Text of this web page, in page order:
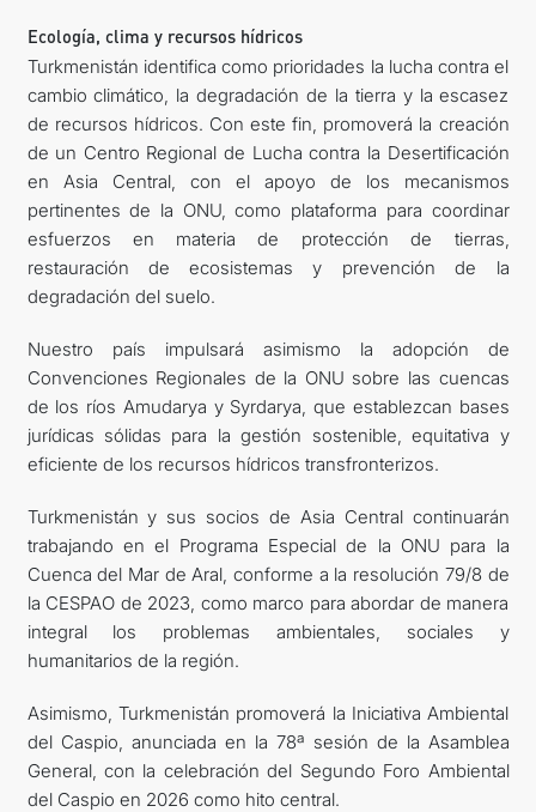
Ecología, clima y recursos hídricos
Turkmenistán identifica como prioridades la lucha contra el
cambio climático, la degradación de la tierra y la escasez
de recursos hídricos. Con este fin, promoverá la creación
de un Centro Regional de Lucha contra la Desertificación
en Asia Central, con el apoyo de los mecanismos
pertinentes de la ONU, como plataforma para coordinar
esfuerzos en materia de protección de tierras,
restauración de ecosistemas y prevención de la
degradación del suelo.
Nuestro país impulsará asimismo la adopción de
Convenciones Regionales de la ONU sobre las cuencas
de los ríos Amudarya y Syrdarya, que establezcan bases
jurídicas sólidas para la gestión sostenible, equitativa y
eficiente de los recursos hídricos transfronterizos.
Turkmenistán y sus socios de Asia Central continuarán
trabajando en el Programa Especial de la ONU para la
Cuenca del Mar de Aral, conforme a la resolución 79/8 de
la CESPAO de 2023, como marco para abordar de manera
integral los problemas ambientales, sociales y
humanitarios de la región.
Asimismo, Turkmenistán promoverá la Iniciativa Ambiental
del Caspio, anunciada en la 78ª sesión de la Asamblea
General, con la celebración del Segundo Foro Ambiental
del Caspio en 2026 como hito central.